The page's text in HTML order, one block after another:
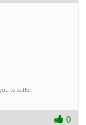
to suffer.
0